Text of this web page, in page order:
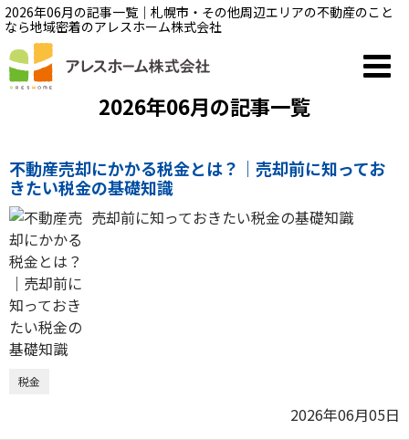
2026年06月の記事一覧｜札幌市・その他周辺エリアの不動産のこと
なら地域密着のアレスホーム株式会社
2026年06月の記事一覧
不動産売却にかかる税金とは？｜売却前に知ってお
きたい税金の基礎知識
売却前に知っておきたい税金の基礎知識
税金
2026年06月05日